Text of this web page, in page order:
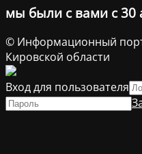
мы были с вами с 30
© Информационный
Кировской области
Вход для пользователя